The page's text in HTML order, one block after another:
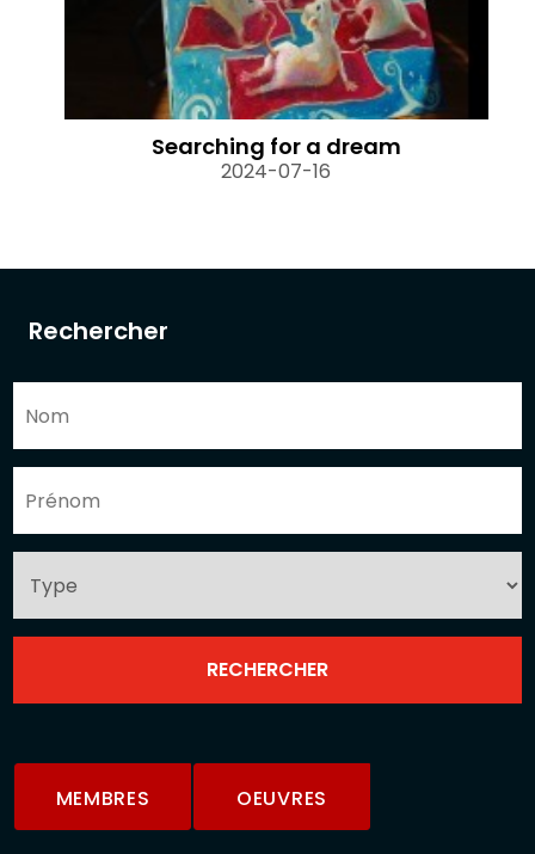
Rechercher
MEMBRES OEUVRES
Searching for a dream
2024-07-16